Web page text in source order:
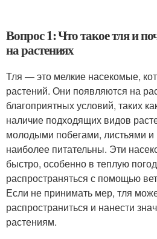
Вопрос 1: Что такое тля и
на растениях
Тля — это мелкие насекомые,
растений. Они появляются на
благоприятных условий, таких
наличие подходящих видов
молодыми побегами, листьями и
наиболее питательны. Эти
быстро, особенно в теплую
распространяться с помощью
Если не принимать мер, тля
распространиться и нанести
растениям.